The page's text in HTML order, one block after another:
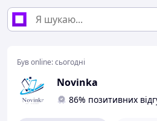
Був online:сьогодні
Novinka
86% позитивних